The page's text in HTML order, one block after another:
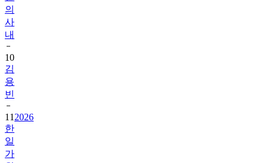
내
10
김
용
빈
11
한
일
가
왕
전